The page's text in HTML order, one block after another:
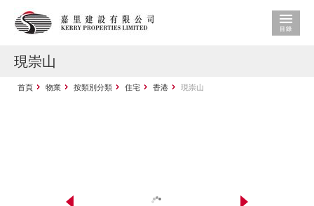
現崇山
首頁 物業 按類別分類 住宅 香港 現崇山